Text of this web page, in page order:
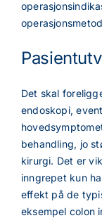
Det skal
endoskopi,
behandling, jo
kirurgi. Det er
inngrepet kun
effekt på de
eksempel colon